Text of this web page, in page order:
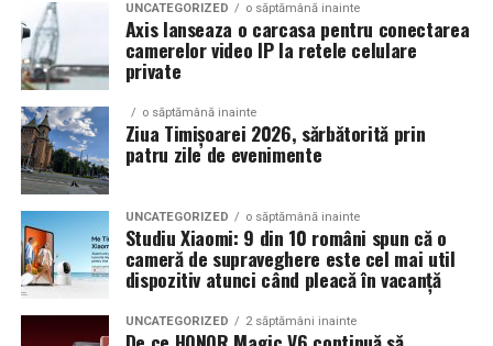
In acest context, anvelopele alese trebuie sa ofere un
echilibru intre aspect si functionalitate. Multi pasionati
opteaza pentru anvelope care arata bine la show, dar
indiferent de vreme sau sezon.
De ce conteaza tipul de anvelopa la evenimentele din
Cluj
Clujul este un oras in care vremea poate fi imprevizibila,
iar drumurile din imprejurimi includ atat zone urbane,
cat si trasee montane sau colinare. O masina pregatita
de show trebuie sa ajunga la eveniment in siguranta si
UNCATEGORIZED o săptămână inainte
Axis lanseaza o carcasa pentru conectarea
camerelor video IP la retele celulare
private
o săptămână inainte
Ziua Timișoarei 2026, sărbătorită prin
patru zile de evenimente
UNCATEGORIZED o săptămână inainte
Studiu Xiaomi: 9 din 10 români spun că o
cameră de supraveghere este cel mai util
dispozitiv atunci când pleacă în vacanță
UNCATEGORIZED 2 săptămâni inainte